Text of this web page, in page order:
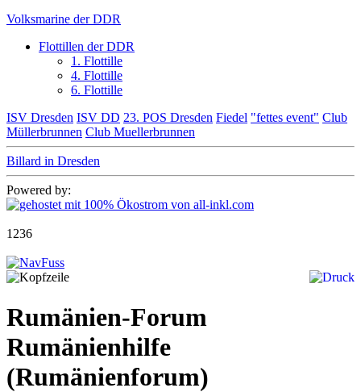
Volksmarine der DDR
Flottillen der DDR
1. Flottille
4. Flottille
6. Flottille
ISV Dresden ISV DD 23. POS Dresden Fiedel "fettes event" Club
Müllerbrunnen Club Muellerbrunnen
Billard in Dresden
Powered by:
1236
Rumänien-Forum
Rumänienhilfe
(Rumänienforum)